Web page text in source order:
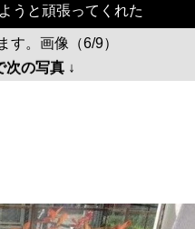
うと頑張ってくれた
す。画像（6/9）
次の写真 ↓